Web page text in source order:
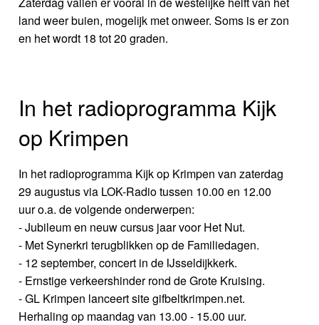
land weer buien, mogelijk met onweer. Soms is er zon
en het wordt 18 tot 20 graden.
In het radioprogramma Kijk
op Krimpen
In het radioprogramma Kijk op Krimpen van zaterdag
29 augustus via LOK-Radio tussen 10.00 en 12.00
uur o.a. de volgende onderwerpen:
- Jubileum en neuw cursus jaar voor Het Nut.
- Met Synerkri terugblikken op de Familiedagen.
- 12 september, concert in de IJsseldijkkerk.
- Ernstige verkeershinder rond de Grote Kruising.
- GL Krimpen lanceert site gifbeltkrimpen.net.
Herhaling op maandag van 13.00 - 15.00 uur.